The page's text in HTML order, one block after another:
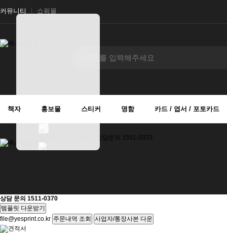
커뮤니티 쇼핑몰
책자 홍보물 스티커 명함 카드 / 엽서 / 포토카드
상담문의 1551-0370
상담 문의 1511-0370
템플릿 다운받기
file@yesprint.co.kr 주문내역 조회
사업자/통장사본 다운
견적서